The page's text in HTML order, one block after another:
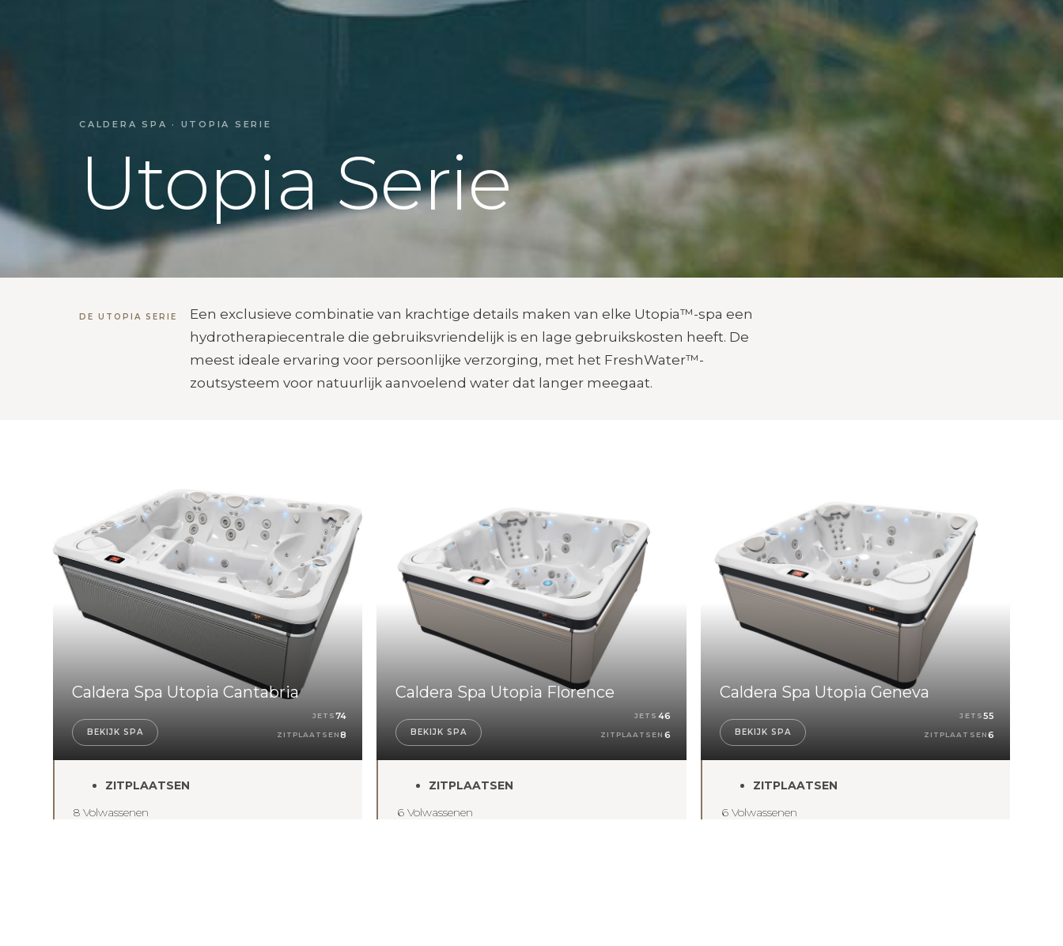
CALDERA SPA · UTOPIA SERIE
Utopia Serie
DE UTOPIA SERIE
Een exclusieve combinatie van krachtige details maken van elke Utopia™-spa een
hydrotherapiecentrale die gebruiksvriendelijk is en lage gebruikskosten heeft. De
meest ideale ervaring voor persoonlijke verzorging, met het FreshWater™-
zoutsysteem voor natuurlijk aanvoelend water dat langer meegaat.
Caldera Spa Utopia Cantabria
BEKIJK SPA
JETS74
ZITPLAATSEN8
ZITPLAATSEN
8 Volwassenen
Caldera Spa Utopia Florence
BEKIJK SPA
JETS 46
ZITPLAATSEN 6
ZITPLAATSEN
6 Volwassenen
Caldera Spa Utopia Geneva
BEKIJK SPA
JETS55
ZITPLAATSEN6
ZITPLAATSEN
6 Volwassenen